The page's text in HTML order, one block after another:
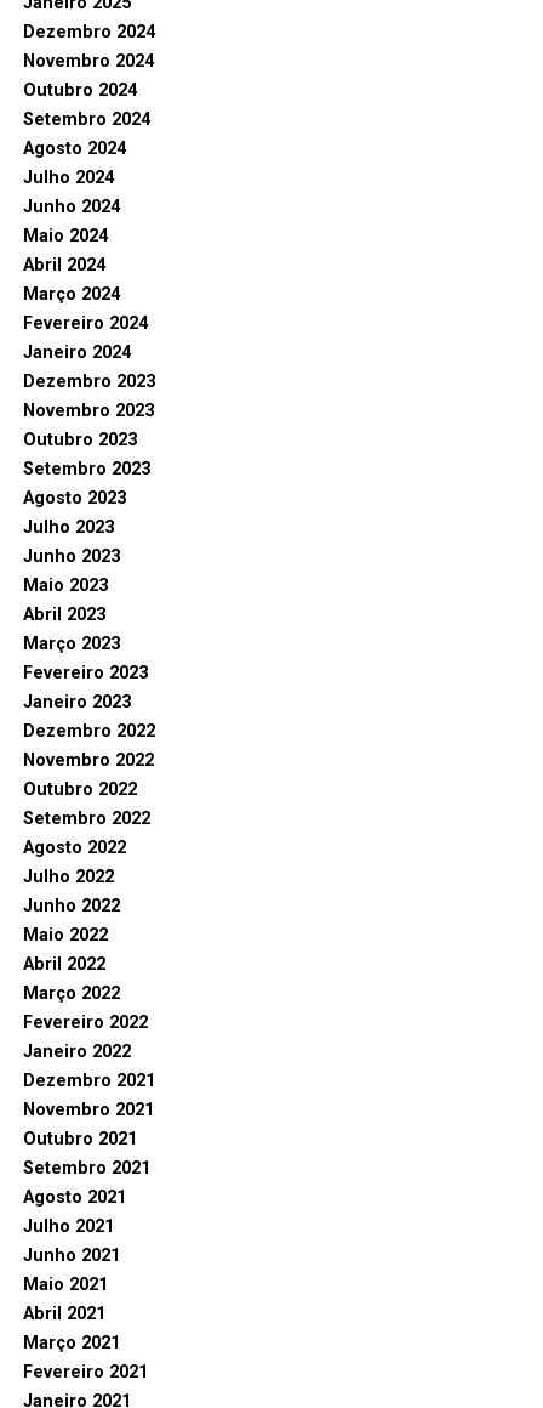
Dezembro 2024
Novembro 2024
Outubro 2024
Setembro 2024
Agosto 2024
Julho 2024
Junho 2024
Maio 2024
Abril 2024
Março 2024
Fevereiro 2024
Janeiro 2024
Dezembro 2023
Novembro 2023
Outubro 2023
Setembro 2023
Agosto 2023
Julho 2023
Junho 2023
Maio 2023
Abril 2023
Março 2023
Fevereiro 2023
Janeiro 2023
Dezembro 2022
Novembro 2022
Outubro 2022
Setembro 2022
Agosto 2022
Julho 2022
Junho 2022
Maio 2022
Abril 2022
Março 2022
Fevereiro 2022
Janeiro 2022
Dezembro 2021
Novembro 2021
Outubro 2021
Setembro 2021
Agosto 2021
Julho 2021
Junho 2021
Maio 2021
Abril 2021
Março 2021
Fevereiro 2021
Janeiro 2021